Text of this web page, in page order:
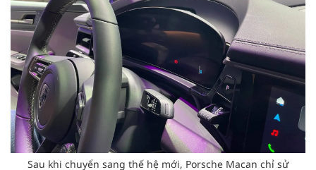
Sau khi chuyển sang thế hệ mới, Porsche Macan chỉ sử